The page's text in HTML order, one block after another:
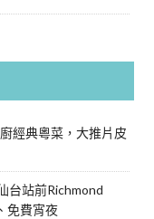
經典粵菜，大推片皮
台站前Richmond
免費宵夜